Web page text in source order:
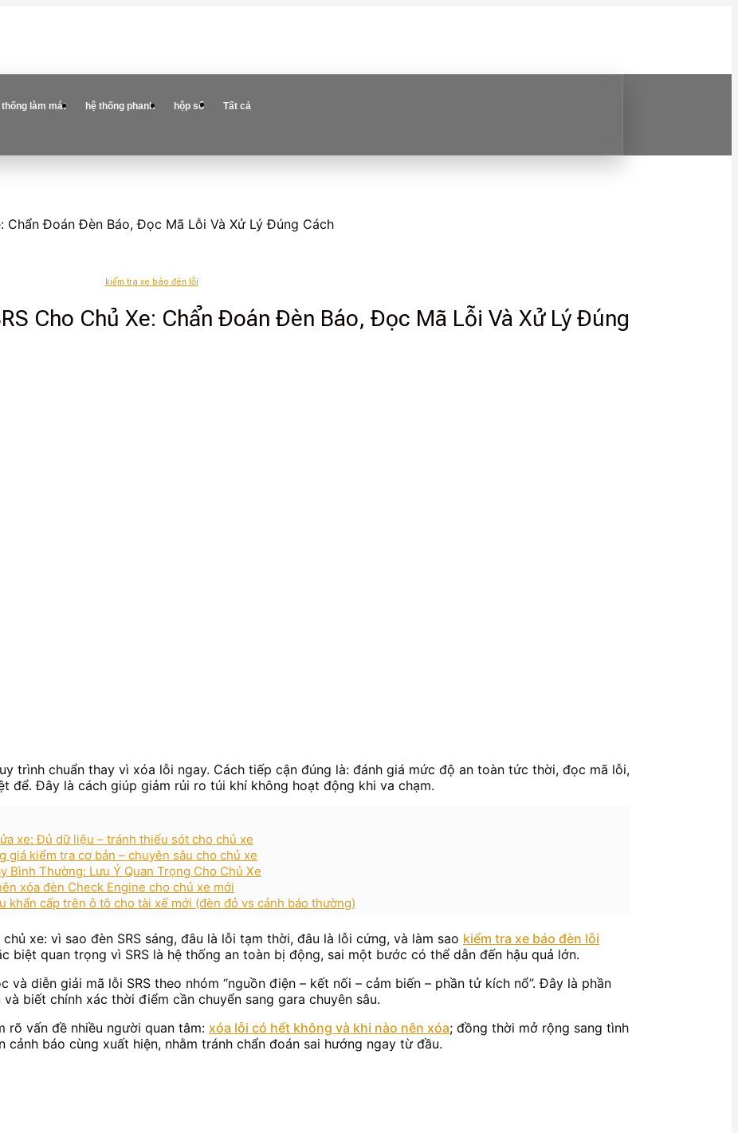
thống làm mát hệ thống phanh hộp số Tất cả
Chẩn Đoán Đèn Báo, Đọc Mã Lỗi Và Xử Lý Đúng Cách
kiểm tra xe báo đèn lỗi
Cho Chủ Xe: Chẩn Đoán Đèn Báo, Đọc Mã Lỗi Và Xử Lý Đúng
trình chuẩn thay vì xóa lỗi ngay. Cách tiếp cận đúng là: đánh giá mức độ an toàn tức thời, đọc mã lỗi,
để. Đây là cách giúp giảm rủi ro túi khí không hoạt động khi va chạm.
xe: Đủ dữ liệu – tránh thiếu sót cho chủ xe
giá kiểm tra cơ bản – chuyên sâu cho chủ xe
Bình Thường: Lưu Ý Quan Trọng Cho Chủ Xe
xóa đèn Check Engine cho chủ xe mới
khẩn cấp trên ô tô cho tài xế mới (đèn đỏ vs cảnh báo thường)
xe: vì sao đèn SRS sáng, đâu là lỗi tạm thời, đâu là lỗi cứng, và làm sao kiểm tra xe báo đèn lỗi
biệt quan trọng vì SRS là hệ thống an toàn bị động, sai một bước có thể dẫn đến hậu quả lớn.
diễn giải mã lỗi SRS theo nhóm “nguồn điện – kết nối – cảm biến – phần tử kích nổ”. Đây là phần
biết chính xác thời điểm cần chuyển sang gara chuyên sâu.
rõ vấn đề nhiều người quan tâm: xóa lỗi có hết không và khi nào nên xóa; đồng thời mở rộng sang tình
cảnh báo cùng xuất hiện, nhằm tránh chẩn đoán sai hướng ngay từ đầu.